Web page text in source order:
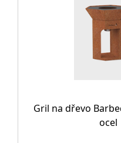
Gril na dřevo
ocel